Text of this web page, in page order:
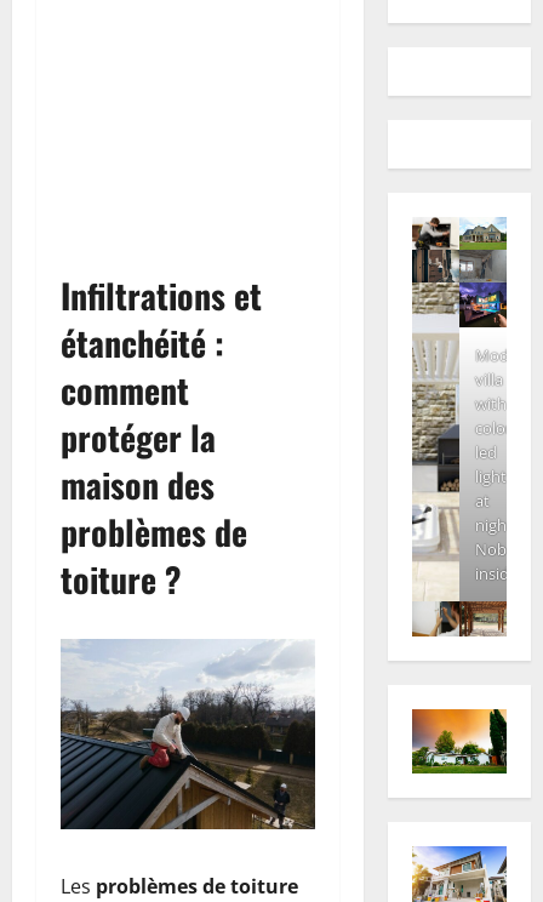
Infiltrations et
étanchéité :
comment
protéger la
maison des
problèmes de
toiture ?
Les problèmes de toiture
Modern
villa
with
colored
led
lights
at
night.
Nobody
inside